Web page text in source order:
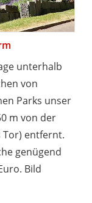
unterhalb
von
Parks unser
m von der
Tor) entfernt.
genügend
Bild